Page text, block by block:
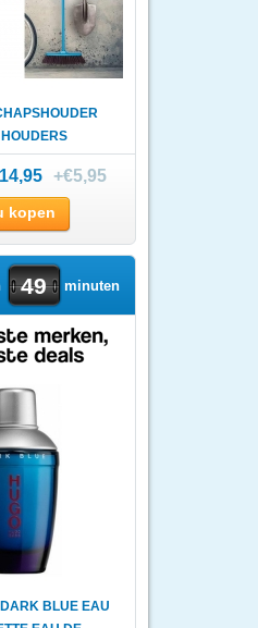
HOUDERS
+€5,95
kopen
49 minuten
BLUE EAU